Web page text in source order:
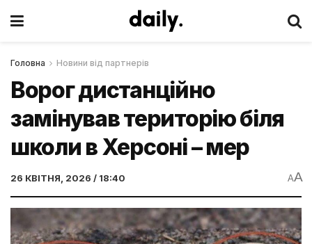
Головна Новини від партнерів
Ворог дистанційно
замінував територію біля
школи в Херсоні – мер
26 КВІТНЯ, 2026 / 18:40 AA